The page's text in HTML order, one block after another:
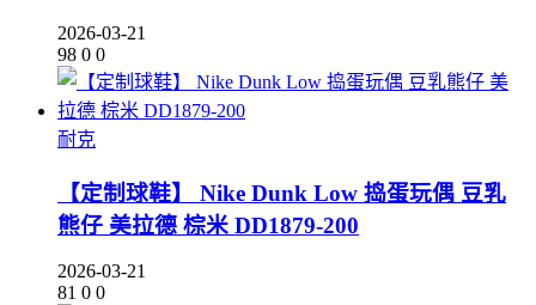
2026-03-21
98 0 0
耐克
【定制球鞋】 Nike Dunk Low 捣蛋玩偶 豆乳
熊仔 美拉德 棕米 DD1879-200
2026-03-21
81 0 0